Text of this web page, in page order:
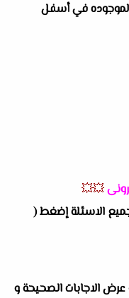
في أسفل
💥💥
جميع الاسئلة إضغط (
الاجابات الصحيحة و